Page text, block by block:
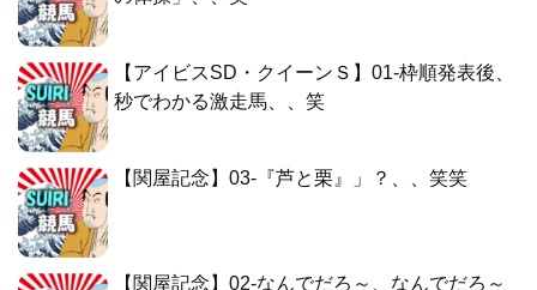
【アイビスSD・クイーンＳ】01-枠順発表後、
秒でわかる激走馬、、笑
【関屋記念】03-『芦と栗』」？、、笑笑
【関屋記念】02-なんでだろ～、なんでだろ～